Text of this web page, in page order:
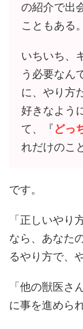
の紹介で出
こともある。
いちいち、
う必要なん
に、やり方
好きなよう
て、『 どっ
れだけのこ
です。
「正しいやり
なら、あなた
るやり方で、
「他の獣医さ
に事を進めら